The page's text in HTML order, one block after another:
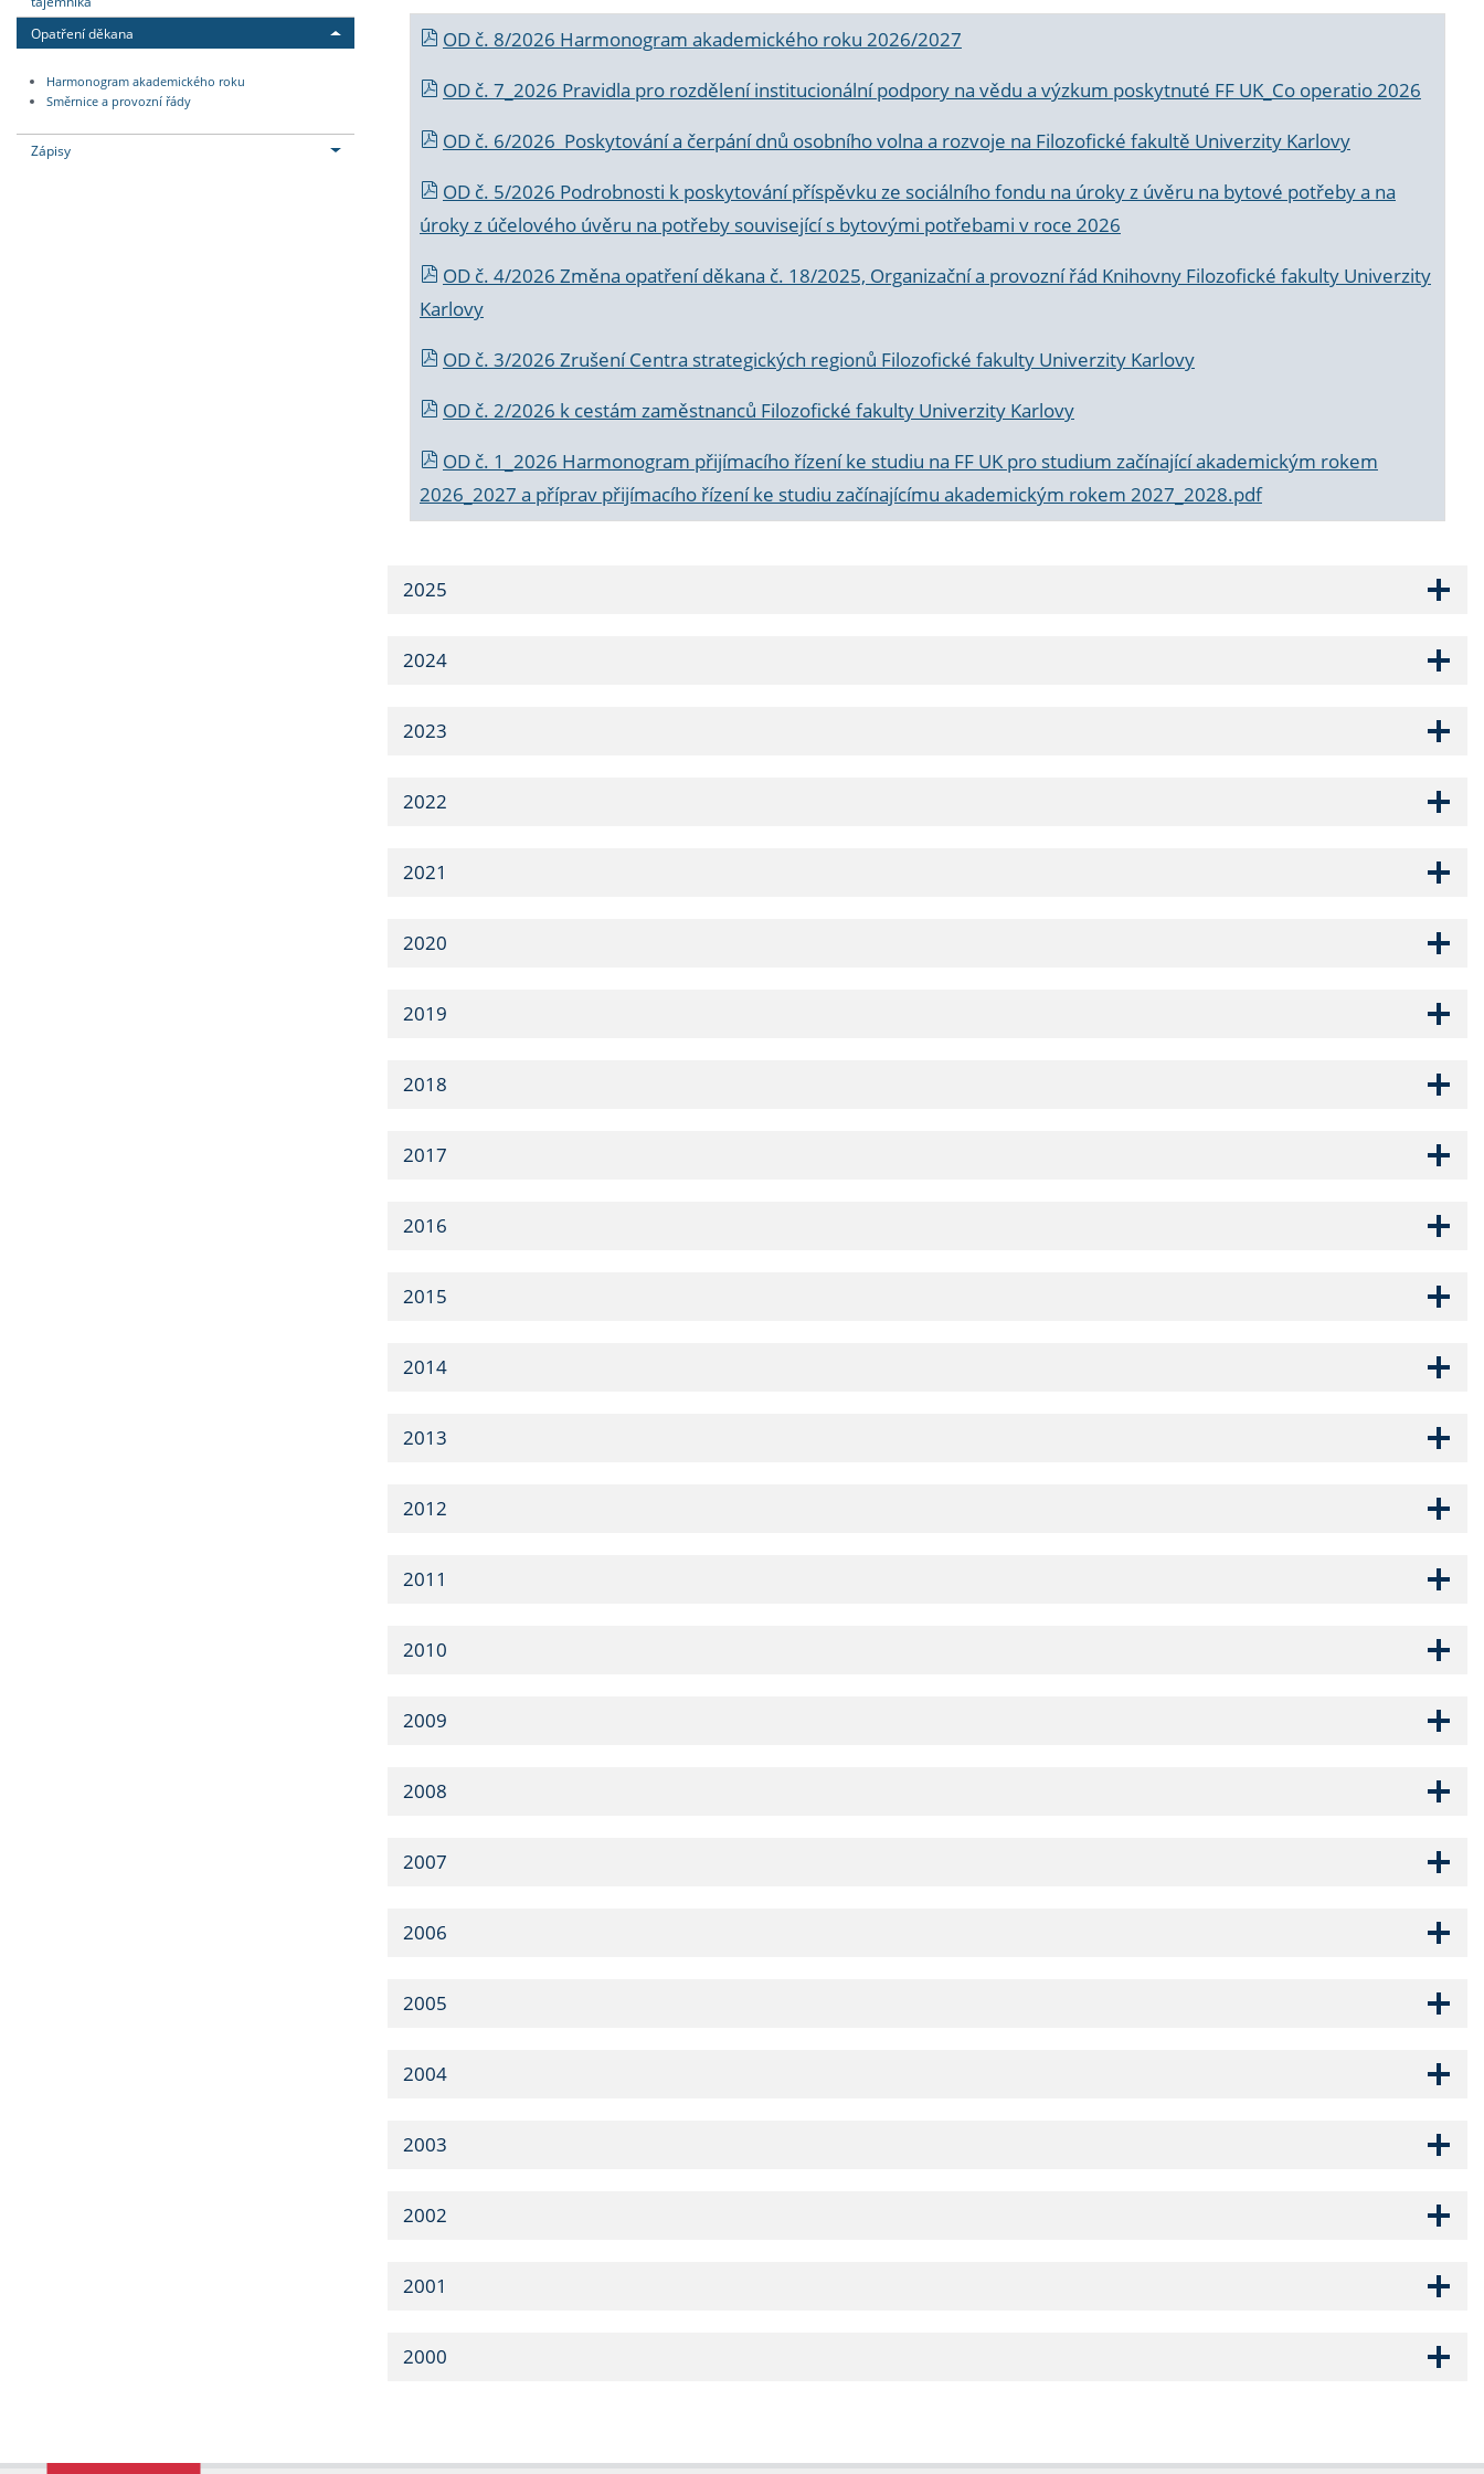
Opatření děkana
Harmonogram akademického roku
Směrnice a provozní řády
Zápisy
OD č. 8/2026 Harmonogram akademického roku 2026/2027
OD č. 7_2026 Pravidla pro rozdělení institucionální podpory na vědu a výzkum poskytnuté FF UK_Co operatio 2026
OD č. 6/2026 Poskytování a čerpání dnů osobního volna a rozvoje na Filozofické fakultě Univerzity Karlovy
OD č. 5/2026 Podrobnosti k poskytování příspěvku ze sociálního fondu na úroky z úvěru na bytové potřeby a na
úroky z účelového úvěru na potřeby související s bytovými potřebami v roce 2026
OD č. 4/2026 Změna opatření děkana č. 18/2025, Organizační a provozní řád Knihovny Filozofické fakulty Univerzity
Karlovy
OD č. 3/2026 Zrušení Centra strategických regionů Filozofické fakulty Univerzity Karlovy
OD č. 2/2026 k cestám zaměstnanců Filozofické fakulty Univerzity Karlovy
OD č. 1_2026 Harmonogram přijímacího řízení ke studiu na FF UK pro studium začínající akademickým rokem
2026_2027 a příprav přijímacího řízení ke studiu začínajícímu akademickým rokem 2027_2028.pdf
2025
2024
2023
2022
2021
2020
2019
2018
2017
2016
2015
2014
2013
2012
2011
2010
2009
2008
2007
2006
2005
2004
2003
2002
2001
2000